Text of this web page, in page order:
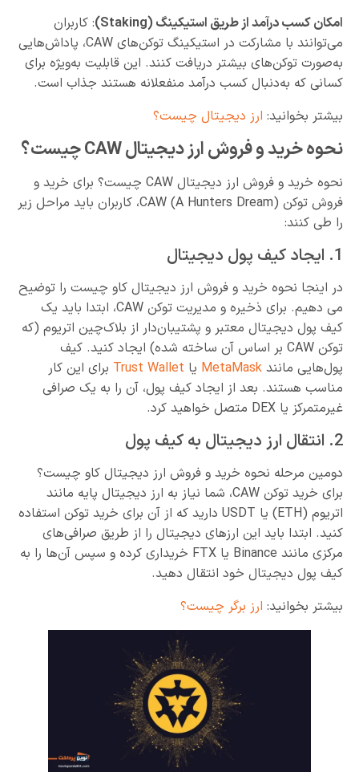
امکان کسب درآمد از طریق استیکینگ(Staking)
: کاربران
می‌توانند با مشارکت در استیکینگ توکن‌های CAW، پاداش‌هایی
به‌صورت توکن‌های بیشتر دریافت کنند. این قابلیت به‌ویژه برای
کسانی که به‌دنبال کسب درآمد منفعلانه هستند جذاب است.
بیشتر بخوانید: ارز دیجیتال چیست؟
نحوه خرید و فروش ارز دیجیتال CAW چیست؟
نحوه خرید و فروش ارز دیجیتال CAW چیست؟ برای خرید و
فروش توکن CAW (A Hunters Dream)، کاربران باید مراحل زیر
را طی کنند:
1. ایجاد کیف پول دیجیتال
در اینجا نحوه خرید و فروش ارز دیجیتال کاو چیست را توضیح
می دهیم. برای ذخیره و مدیریت توکن CAW، ابتدا باید یک
کیف پول دیجیتال معتبر و پشتیبان‌دار از بلاک‌چین اتریوم (که
توکن CAW بر اساس آن ساخته شده) ایجاد کنید. کیف
پول‌هایی مانند MetaMask یا Trust Wallet برای این کار
مناسب هستند. بعد از ایجاد کیف پول، آن را به یک صرافی
غیرمتمرکز یا DEX متصل خواهید کرد.
2. انتقال ارز دیجیتال به کیف پول
دومین مرحله نحوه خرید و فروش ارز دیجیتال کاو چیست؟
برای خرید توکن CAW، شما نیاز به ارز دیجیتال پایه مانند
اتریوم (ETH) یا USDT دارید که از آن برای خرید توکن استفاده
کنید. ابتدا باید این ارزهای دیجیتال را از طریق صرافی‌های
مرکزی مانند Binance یا FTX خریداری کرده و سپس آن‌ها را به
کیف پول دیجیتال خود انتقال دهید.
بیشتر بخوانید: ارز برگر چیست؟